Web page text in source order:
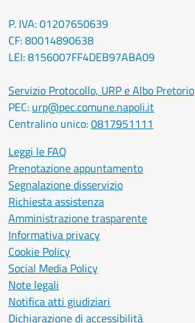
P. IVA: 01207650639
CF: 80014890638
LEI: 8156007FF4DEB97ABA09
Servizio Protocollo, URP e Albo Pretorio
PEC: urp@pec.comune.napoli.it
Centralino unico:0817951111
Leggi le FAQ
Prenotazione appuntamento
Segnalazione disservizio
Richiesta assistenza
Amministrazione trasparente
Informativa privacy
Cookie Policy
Social Media Policy
Note legali
Notifica atti giudiziari
Dichiarazione di accessibilità